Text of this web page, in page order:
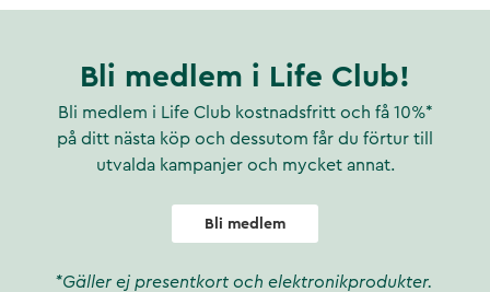
Bli medlem i Life Club!
Bli medlem i Life Club kostnadsfritt och få 10%*
på ditt nästa köp och dessutom får du förtur till
utvalda kampanjer och mycket annat.
Bli medlem
*Gäller ej presentkort och elektronikprodukter.